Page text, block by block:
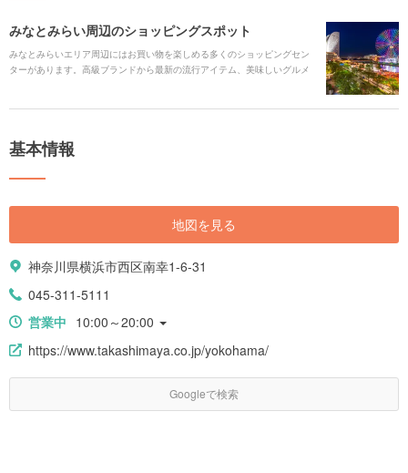
みなとみらい周辺のショッピングスポット
みなとみらいエリア周辺にはお買い物を楽しめる多くのショッピングセン
ターがあります。高級ブランドから最新の流行アイテム、美味しいグルメ
基本情報
地図を見る
神奈川県横浜市西区南幸1-6-31
045-311-5111
営業中 10:00～20:00
https://www.takashimaya.co.jp/yokohama/
Googleで検索